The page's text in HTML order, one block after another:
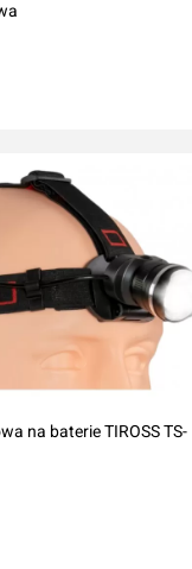
na baterie TIROSS TS-